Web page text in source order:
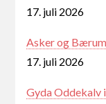
17. juli 2026
Asker og
17. juli 2026
Gyda Oddekalv